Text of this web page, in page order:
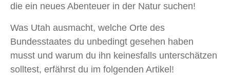
die ein neues Abenteuer in der Natur suchen!
Was Utah ausmacht, welche Orte des
Bundesstaates du unbedingt gesehen haben
musst und warum du ihn keinesfalls unterschätzen
solltest, erfährst du im folgenden Artikel!